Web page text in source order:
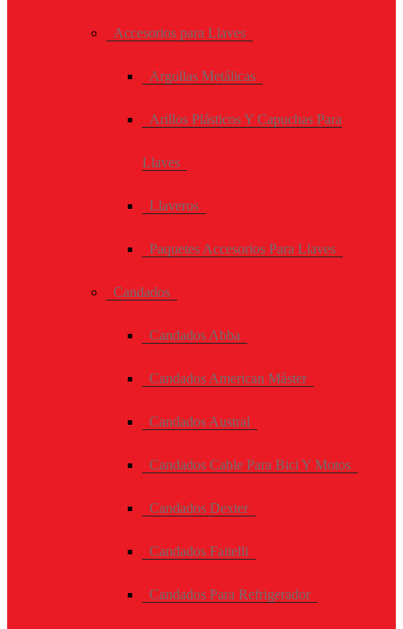
Accesorios para Llaves
Argollas Metálicas
Arillos Plásticos Y Capuchas Para
Llaves
Llaveros
Paquetes Accesorios Para Llaves
Candados
Candados Abba
Candados American Máster
Candados Austral
Candados Cable Para Bici Y Motos
Candados Dexter
Candados Faitelli
Candados Para Refrigerador